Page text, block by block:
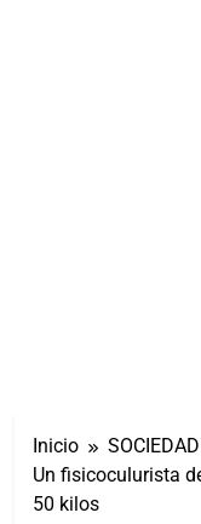
Inicio
SOCIEDAD
Un fisicoculurista
50 kilos